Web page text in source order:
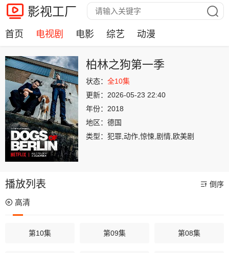
影视工厂
首页 电视剧 电影 综艺 动漫
柏林之狗第一季
状态： 全10集
更新： 2026-05-23 22:40
年份： 2018
地区： 德国
类型： 犯罪,动作,惊悚,剧情,欧美剧
播放列表 倒序
高清
第10集 第09集 第08集